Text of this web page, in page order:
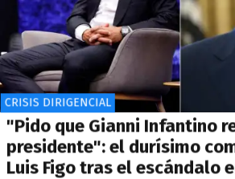
CRISIS DIRIGENCIAL
"Pido que Gianni Infantino
presidente": el durísimo
Luis Figo tras el escándalo